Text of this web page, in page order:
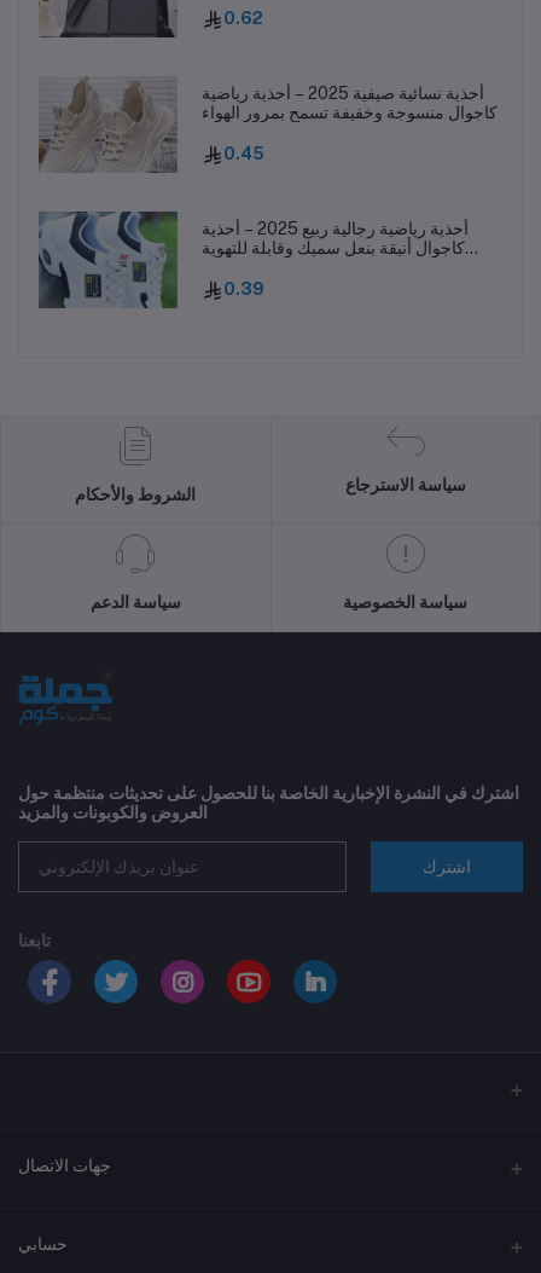
0.62
أحذية نسائية صيفية 2025 – أحذية رياضية
كاجوال منسوجة وخفيفة تسمح بمرور الهواء
0.45
أحذية رياضية رجالية ربيع 2025 – أحذية
كاجوال أنيقة بنعل سميك وقابلة للتهوية
0.39
الشروط والأحكام
سياسة الاسترجاع
سياسة الدعم سياسة الخصوصية
اشترك في النشرة الإخبارية الخاصة بنا للحصول على تحديثات منتظمة حول
العروض والكوبونات والمزيد
اشترك
تابعنا
جهات الاتصال
العنوان
حسابي